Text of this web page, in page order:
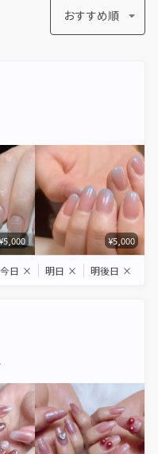
おすすめ順
¥5,000
今日 × 明日 × 明後日 ×